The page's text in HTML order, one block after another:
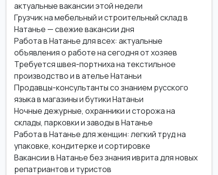
актуальные вакансии этой недели
Грузчик на мебельный и строительный склад в
Натанье — свежие вакансии дня
Работа в Натанье для всех: актуальные
объявления о работе на сегодня от хозяев
Требуется швея-портниха на текстильное
производство и в ателье Натаньи
Продавцы-консультанты со знанием русского
языка в магазины и бутики Натаньи
Ночные дежурные, охранники и сторожа на
склады, парковки и заводы в Натанье
Работа в Натанье для женщин: легкий труд на
упаковке, кондитерке и сортировке
Вакансии в Натанье без знания иврита для новых
репатриантов и туристов